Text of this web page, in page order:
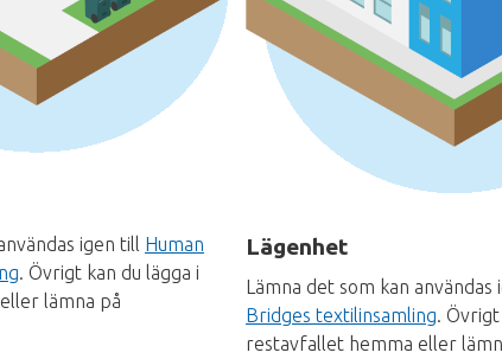
igen till Human
. Övrigt kan du lägga i
lämna på
Lägenhet
Lämna det som kan användas
Bridges textilinsamling .
restavfallet hemma eller